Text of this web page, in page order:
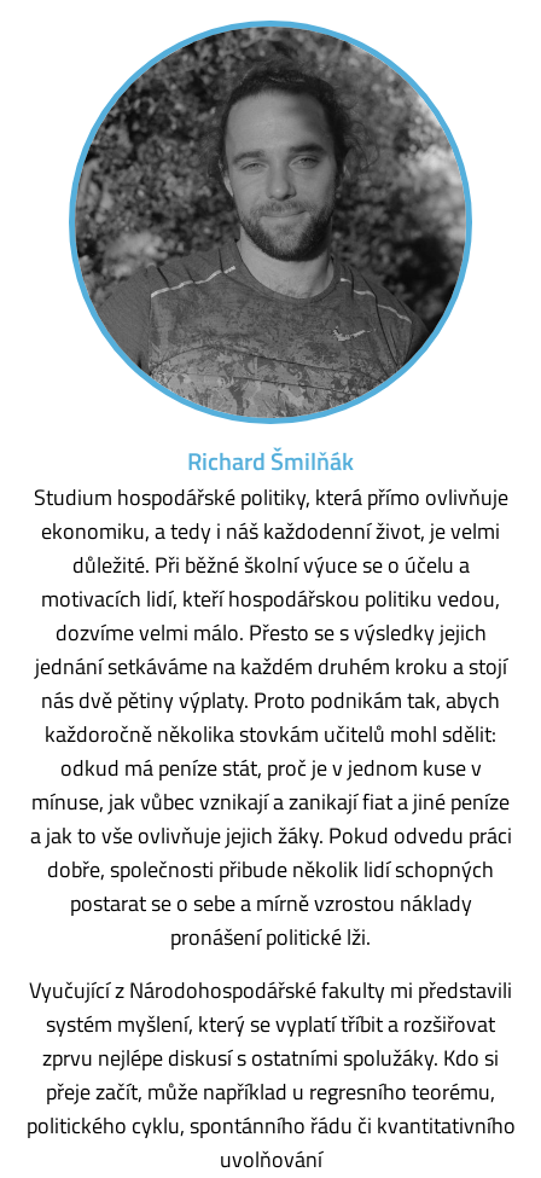
Richard Šmilňák
Studium hospodářské politiky, která přímo ovlivňuje
ekonomiku, a tedy i náš každodenní život, je velmi
důležité. Při běžné školní výuce se o účelu a
motivacích lidí, kteří hospodářskou politiku vedou,
dozvíme velmi málo. Přesto se s výsledky jejich
jednání setkáváme na každém druhém kroku a stojí
nás dvě pětiny výplaty. Proto podnikám tak, abych
každoročně několika stovkám učitelů mohl sdělit:
odkud má peníze stát, proč je v jednom kuse v
mínuse, jak vůbec vznikají a zanikají fiat a jiné peníze
a jak to vše ovlivňuje jejich žáky. Pokud odvedu práci
dobře, společnosti přibude několik lidí schopných
postarat se o sebe a mírně vzrostou náklady
pronášení politické lži.
Vyučující z Národohospodářské fakulty mi představili
systém myšlení, který se vyplatí tříbit a rozšiřovat
zprvu nejlépe diskusí s ostatními spolužáky. Kdo si
přeje začít, může například u regresního teorému,
politického cyklu, spontánního řádu či kvantitativního
uvolňování